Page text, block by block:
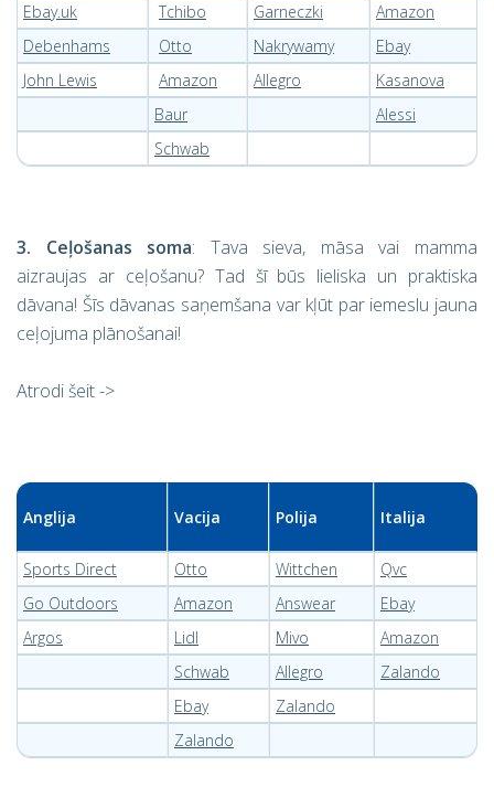
Ebay.uk Tchibo Garneczki
Amazon
Debenhams
Otto Nakrywamy
Ebay
John Lewis
Amazon Allegro
Kasanova
Baur
Alessi
Schwab
3. Ceļošanas soma: Tava sieva, māsa vai mamma
aizraujas ar ceļošanu? Tad šī būs lieliska un praktiska
dāvana! Šīs dāvanas saņemšana var kļūt par iemeslu jauna
ceļojuma plānošanai!
Atrodi šeit ->
Anglija Vacija Polija Italija
Sports Direct Otto Wittchen
Qvc
Go Outdoors
Amazon Answear
Ebay
Argos
Lidl Mivo
Amazon
Schwab
Allegro
Zalando
Ebay
Zalando
Zalando